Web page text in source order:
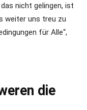
nicht gelingen, ist
weiter uns treu zu
für Alle“,
die